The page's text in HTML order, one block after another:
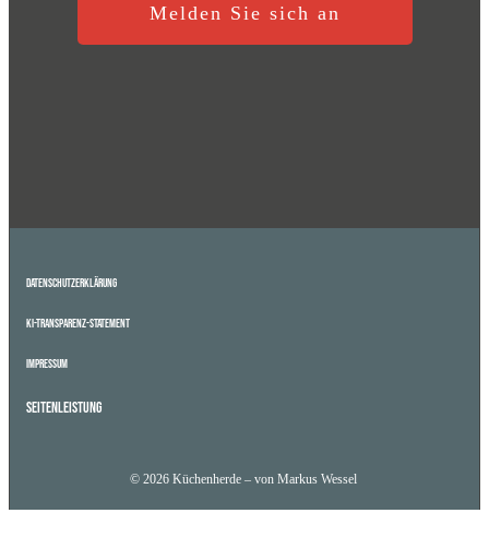
Melden Sie sich an
Datenschutzerklärung
KI-Transparenz-Statement
Impressum
Seitenleistung
© 2026 Küchenherde – von Markus Wessel